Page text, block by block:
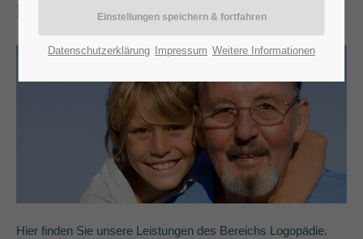
Lorem ipsum dolor sit amet:
/ 365days
We offer support for our customers
Mon - Fri 8:00am - 5:00pm(GMT +1)
Get in touch
Erwachsene
Hier finden Sie unsere Leistungen des Bereichs Logopädie.
Datenschutzerklärung Impressum Weitere Informationen